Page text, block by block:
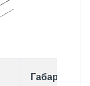
Габаритные